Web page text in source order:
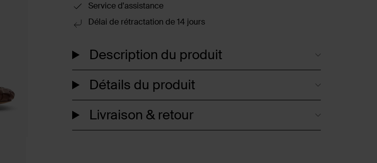
Service d'assistance
Délai de rétractation de 14 jours
Description du produit
Détails du produit
Livraison & retour